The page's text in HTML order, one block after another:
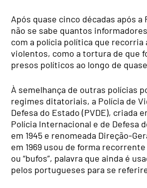
Após quase cinco décadas após a
não se sabe quantos
com a polícia política que recorria
violentos, como a tortura de que
presos políticos ao longo de
À semelhança de outras polícias
regimes ditatoriais, a Polícia de
Defesa do Estado (PVDE), criada
Polícia Internacional e de Defesa
em 1945 e renomeada Direção-
em 1969 usou de forma
ou “bufos”, palavra que ainda é
pelos portugueses para se